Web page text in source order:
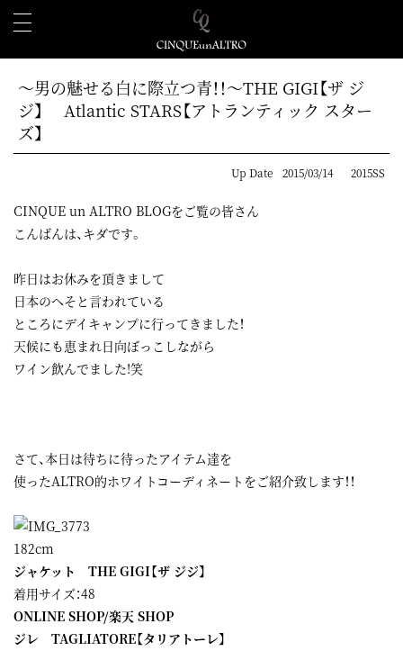
～男の魅せる白に際立つ青！！～THE GIGI【ザ ジ
ジ】 Atlantic STARS【アトランティック スター
ズ】
Up Date 2015/03/14 2015SS
CINQUE un ALTRO BLOGをご覧の皆さん
こんばんは、キダです。
昨日はお休みを頂きまして
日本のへそと言われている
ところにデイキャンプに行ってきました！
天候にも恵まれ日向ぼっこしながら
ワイン飲んでました!笑
さて、本日は待ちに待ったアイテム達を
使ったALTRO的ホワイトコーディネートをご紹介致します！！
182cm
ジャケット THE GIGI【ザ ジジ】
着用サイズ：48
ONLINE SHOP/楽天 SHOP
ジレ TAGLIATORE【タリアトーレ】